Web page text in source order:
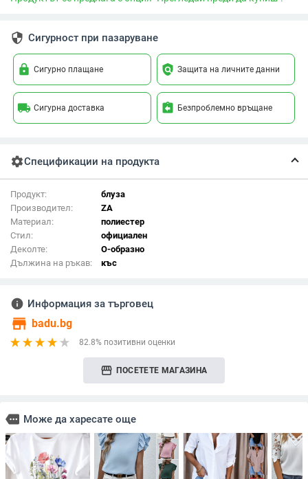
security Сигурност при пазаруване
lock Сигурно плащане policy Защита на личните данни
local_shipping Сигурна доставка assignment_return Безпроблемно връщане
settingsСпецификации на продукта
Продукт:
блуза
Производител:
ZA
Материал:
полиестер
Стил:
официален
Деколте:
О-образно
Дължина на ръкав:
къс
info Информация за търговец
store badu.bg
82.8% позитивни оценки
storefront ПОСЕТЕТЕ МАГАЗИНА
more Може да харесате още